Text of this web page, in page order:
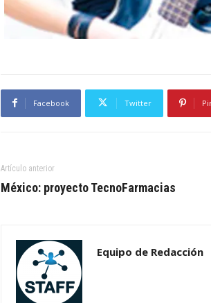
Facebook Twitter
Artículo anterior
México: proyecto TecnoFarmacias
Equipo de Redacción